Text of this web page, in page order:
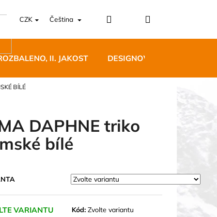
CZK Čeština PřihlášeníNákupní
II. JAKOST DESIGNOVÝ NÁBYTEK
BÍLÉ
DAPHNE triko
bílé
VARIANTU Kód: Zvolte variantu
BĚŽECKÉ TRAILOVÉ